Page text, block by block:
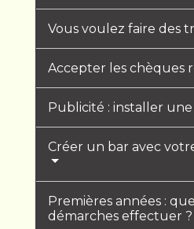
Vous voulez faire des
Accepter les chèques
Publicité : installer
Créer un bar avec
Premières années :
démarches effectuer ?